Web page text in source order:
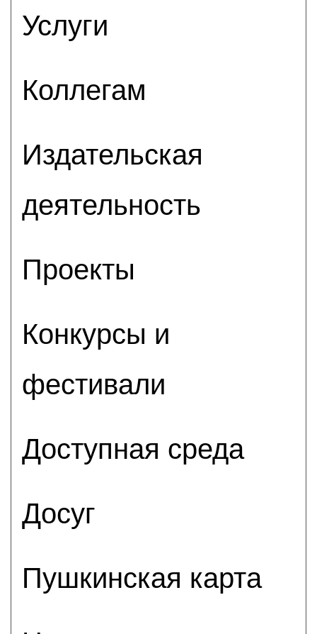
Услуги
Коллегам
Издательская
деятельность
Проекты
Конкурсы и
фестивали
Доступная среда
Досуг
Пушкинская карта